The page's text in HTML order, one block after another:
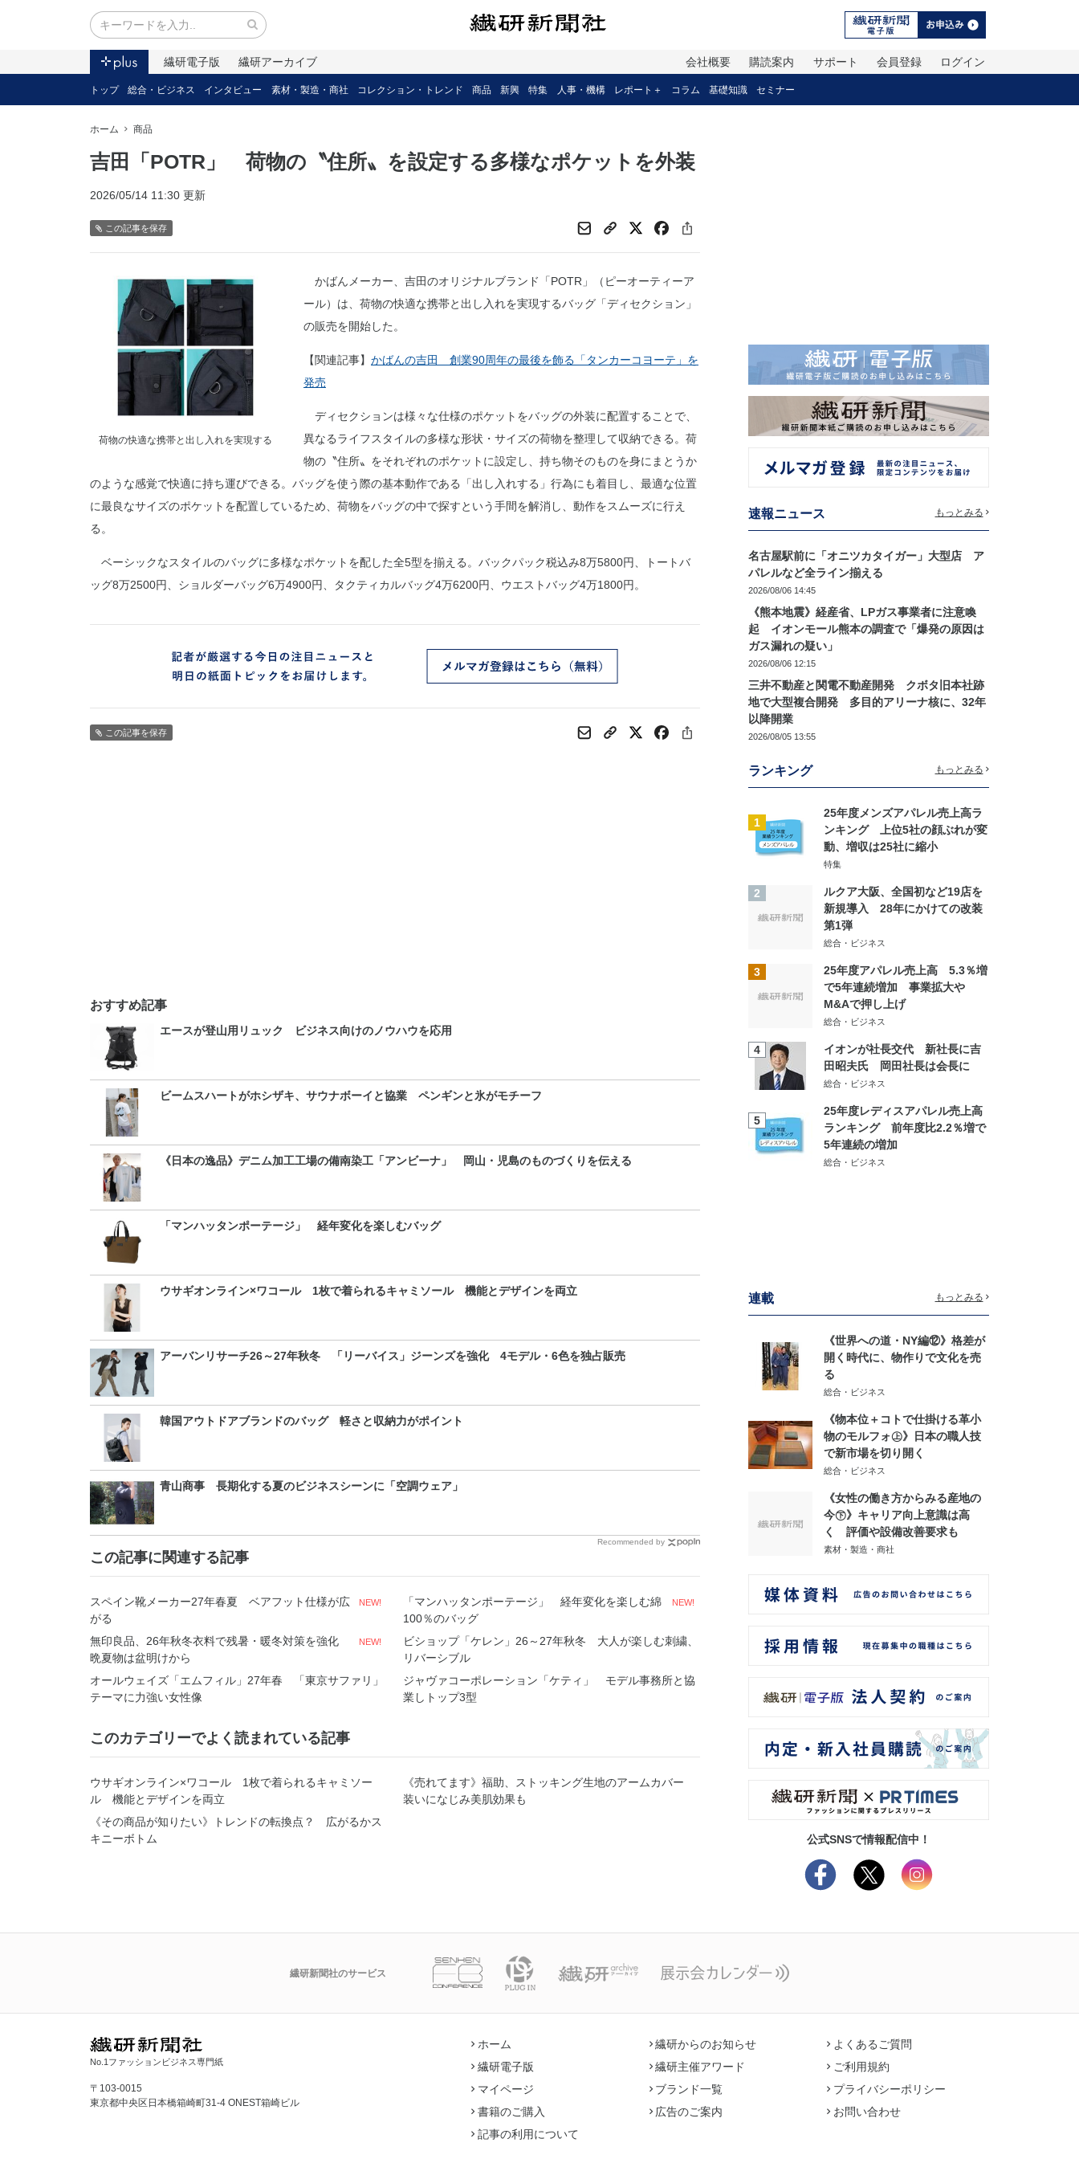
繊研電子版 繊研アーカイブ ログイン
会員登録
サポート
購読案内
会社概要
トップ 総合・ビジネス インタビュー 素材・製造・商社 コレクション・トレンド 商品 新興 特集 人事・機構 レポート＋ コラム 基礎知識 セミナー
ホーム 商品
吉田「POTR」 荷物の〝住所〟を設定する多様なポケットを外装
2026/05/14 11:30 更新
この記事を保存
荷物の快適な携帯と出し入れを実現する
かばんメーカー、吉田のオリジナルブランド「POTR」（ピーオーティーア
ール）は、荷物の快適な携帯と出し入れを実現するバッグ「ディセクション」
の販売を開始した。
【関連記事】 かばんの吉田 創業90周年の最後を飾る「タンカーコヨーテ」を
発売
ディセクションは様々な仕様のポケットをバッグの外装に配置することで、
異なるライフスタイルの多様な形状・サイズの荷物を整理して収納できる。荷
物の〝住所〟をそれぞれのポケットに設定し、持ち物そのものを身にまとうか
のような感覚で快適に持ち運びできる。バッグを使う際の基本動作である「出し入れする」行為にも着目し、最適な位置
に最良なサイズのポケットを配置しているため、荷物をバッグの中で探すという手間を解消し、動作をスムーズに行え
る。
ベーシックなスタイルのバッグに多様なポケットを配した全5型を揃える。バックパック税込み8万5800円、トートバ
ッグ8万2500円、ショルダーバッグ6万4900円、タクティカルバッグ4万6200円、ウエストバッグ4万1800円。
この記事を保存
おすすめ記事
エースが登山用リュック ビジネス向けのノウハウを応用
ビームスハートがホシザキ、サウナボーイと協業 ペンギンと氷がモチーフ
《日本の逸品》デニム加工工場の備南染工「アンビーナ」 岡山・児島のものづくりを伝える
「マンハッタンポーテージ」 経年変化を楽しむバッグ
ウサギオンライン×ワコール 1枚で着られるキャミソール 機能とデザインを両立
アーバンリサーチ26～27年秋冬 「リーバイス」ジーンズを強化 4モデル・6色を独占販売
韓国アウトドアブランドのバッグ 軽さと収納力がポイント
青山商事 長期化する夏のビジネスシーンに「空調ウェア」
Recommended by
この記事に関連する記事
スペイン靴メーカー27年春夏 ベアフット仕様が広
がる
NEW!
「マンハッタンポーテージ」 経年変化を楽しむ綿
100％のバッグ
NEW!
無印良品、26年秋冬衣料で残暑・暖冬対策を強化
晩夏物は盆明けから
NEW!
ビショップ「ケレン」26～27年秋冬 大人が楽しむ刺繍、
リバーシブル
オールウェイズ「エムフィル」27年春 「東京サファリ」
テーマに力強い女性像
ジャヴァコーポレーション「ケティ」 モデル事務所と協
業しトップ3型
このカテゴリーでよく読まれている記事
ウサギオンライン×ワコール 1枚で着られるキャミソー
ル 機能とデザインを両立
《売れてます》福助、ストッキング生地のアームカバー
装いになじみ美肌効果も
《その商品が知りたい》トレンドの転換点？ 広がるかス
キニーボトム
速報ニュース もっとみる
名古屋駅前に「オニツカタイガー」大型店 ア
パレルなど全ライン揃える
2026/08/06 14:45
《熊本地震》経産省、LPガス事業者に注意喚
起 イオンモール熊本の調査で「爆発の原因は
ガス漏れの疑い」
2026/08/06 12:15
三井不動産と関電不動産開発 クボタ旧本社跡
地で大型複合開発 多目的アリーナ核に、32年
以降開業
2026/08/05 13:55
ランキング もっとみる
1
25年度メンズアパレル売上高ラ
ンキング 上位5社の顔ぶれが変
動、増収は25社に縮小
特集
2
ルクア大阪、全国初など19店を
新規導入 28年にかけての改装
第1弾
総合・ビジネス
3
25年度アパレル売上高 5.3％増
で5年連続増加 事業拡大や
M&Aで押し上げ
総合・ビジネス
4
イオンが社長交代 新社長に吉
田昭夫氏 岡田社長は会長に
総合・ビジネス
5
25年度レディスアパレル売上高
ランキング 前年度比2.2％増で
5年連続の増加
総合・ビジネス
連載 もっとみる
《世界への道・NY編⑫》格差が
開く時代に、物作りで文化を売
る
総合・ビジネス
《物本位＋コトで仕掛ける革小
物のモルフォ㊤》日本の職人技
で新市場を切り開く
総合・ビジネス
《女性の働き方からみる産地の
今㊦》キャリア向上意識は高
く 評価や設備改善要求も
素材・製造・商社
公式SNSで情報配信中！
繊研新聞社のサービス
No.1ファッションビジネス専門紙
〒103-0015
東京都中央区日本橋箱崎町31-4 ONEST箱崎ビル
ホーム
繊研電子版
マイページ
書籍のご購入
記事の利用について
繊研からのお知らせ
繊研主催アワード
ブランド一覧
広告のご案内
よくあるご質問
ご利用規約
プライバシーポリシー
お問い合わせ